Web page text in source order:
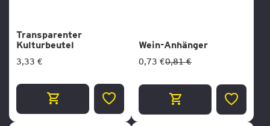
Transparenter
Kulturbeutel
3,33 €
ZUR
Wein-Anhänger
0,73 €0,81 €
ZUR